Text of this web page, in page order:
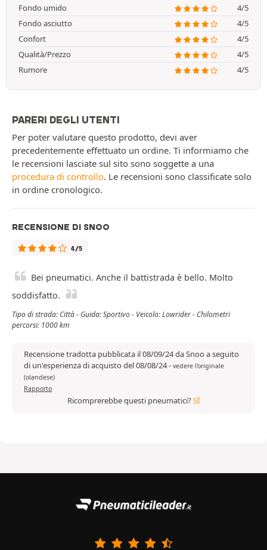
Fondo umido
4/5
Fondo asciutto
4/5
Confort
4/5
Qualità/Prezzo
4/5
Rumore
4/5
PARERI DEGLI UTENTI
Per poter valutare questo prodotto, devi aver
precedentemente effettuato un ordine. Ti informiamo che
le recensioni lasciate sul sito sono soggette a una
procedura di controllo. Le recensioni sono classificate solo
in ordine cronologico.
RECENSIONE DI SNOO
4/5
Bei pneumatici. Anche il battistrada è bello. Molto
soddisfatto.
Tipo di strada: Città - Guida: Sportivo - Veicolo: Lowrider - Chilometri
percorsi: 1000 km
Recensione tradotta pubblicata il 08/09/24 da Snoo a seguito
di un'esperienza di acquisto del 08/08/24- vedere l'originale
(olandese)
Rapporto
Ricomprerebbe questi pneumatici?SÌ